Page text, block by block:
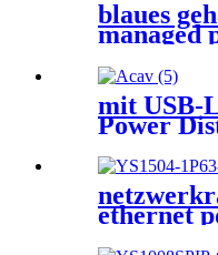
blaues
managed
mit USB-
Power
ethernet